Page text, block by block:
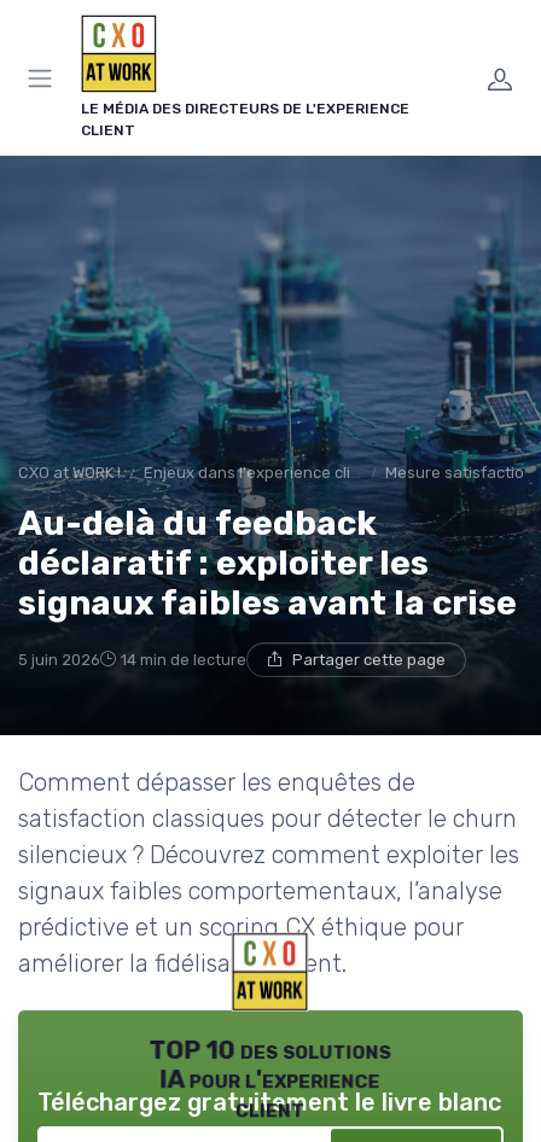
LE MÉDIA DES DIRECTEURS DE L'EXPERIENCE
CLIENT
CXO at WORK ! Enjeux dans l'experience client Mesure satisfaction
Au-delà du feedback
déclaratif : exploiter les
signaux faibles avant la crise
5 juin 2026 14 min de lecture Partager cette page
Comment dépasser les enquêtes de
satisfaction classiques pour détecter le churn
silencieux ? Découvrez comment exploiter les
signaux faibles comportementaux, l’analyse
prédictive et un scoring CX éthique pour
améliorer la fidélisation client.
TOP 10 des solutions
IA pour l'experience
client
Téléchargez gratuitement le livre blanc
Panneau de gestion des cookies